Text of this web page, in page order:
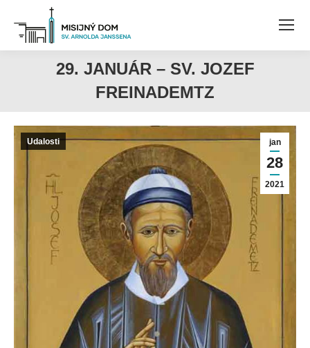
29. JANUÁR – SV. JOZEF
FREINADEMTZ
jan
28
2021
Udalosti